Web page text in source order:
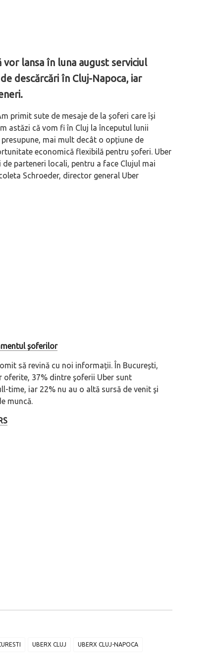
lansa în luna august serviciul
descărcări în Cluj-Napoca, iar
primit sute de mesaje de la șoferi care își
astăzi că vom fi în Cluj la începutul lunii
mai mult decât o opțiune de
economică flexibilă pentru șoferi. Uber
parteneri locali, pentru a face Clujul mai
Schroeder, director general Uber
șoferilor
să revină cu noi informații. În București,
oferite, 37% dintre şoferii Uber sunt
time, iar 22% nu au o altă sursă de venit şi
muncă.
UBERX CLUJ UBERX CLUJ-NAPOCA
avioane, numele Hennessey
un apropo. Unul pertinent, de
Prima sportivă cu motor central a